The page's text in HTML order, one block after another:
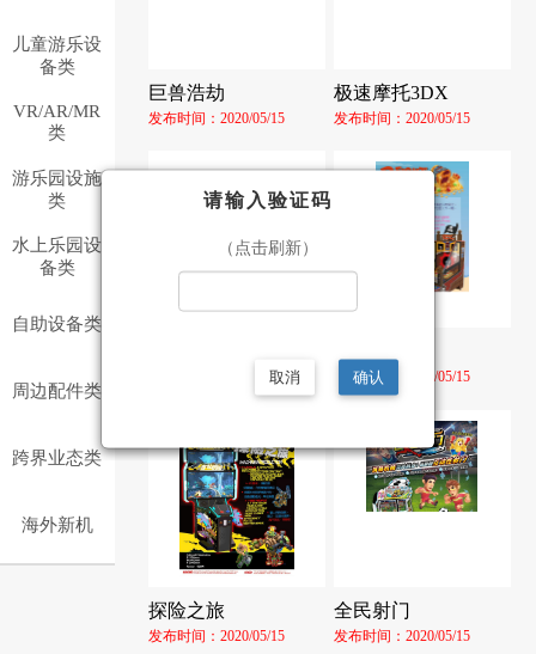
儿童游乐设
备类
VR/AR/MR
类
游乐园设施
类
水上乐园设
备类
自助设备类
周边配件类
跨界业态类
海外新机
巨兽浩劫
发布时间：2020/05/15
极速摩托3DX
发布时间：2020/05/15
发布时间：2020/05/15 发布时间：2020/05/15
探险之旅
发布时间：2020/05/15
全民射门
发布时间：2020/05/15
请输入验证码
（点击刷新）
取消 确认